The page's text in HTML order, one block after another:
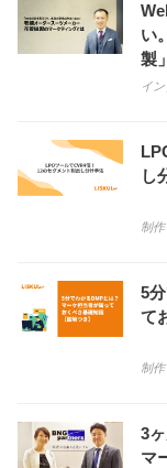
い
製
イ
し
制
5
て
制
3
マ